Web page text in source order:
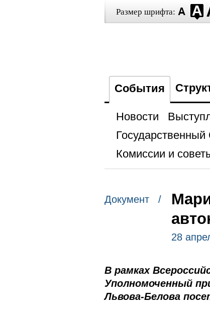
Размер шрифта:
События
Новости
Государственный
Комиссии и
Документ /
28
В рамках
Уполномоченный
Львова-Белова